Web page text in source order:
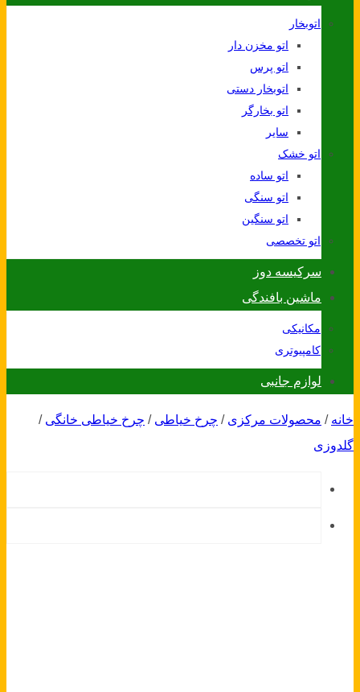
اتوبخار
اتو مخزن دار
اتو پرس
اتوبخار دستی
اتو بخارگر
سایر
اتو خشک
اتو ساده
اتو سنگی
اتو سنگین
اتو تخصصی
سرکیسه دوز
ماشین بافندگی
مکانیکی
کامپیوتری
لوازم جانبی
خانه / محصولات مرکزی / چرخ خیاطی / چرخ خیاطی خانگی /
گلدوزی